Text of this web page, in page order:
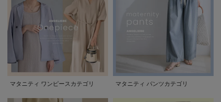
マタニティ ワンピースカテゴリ マタニティ パンツカテゴリ